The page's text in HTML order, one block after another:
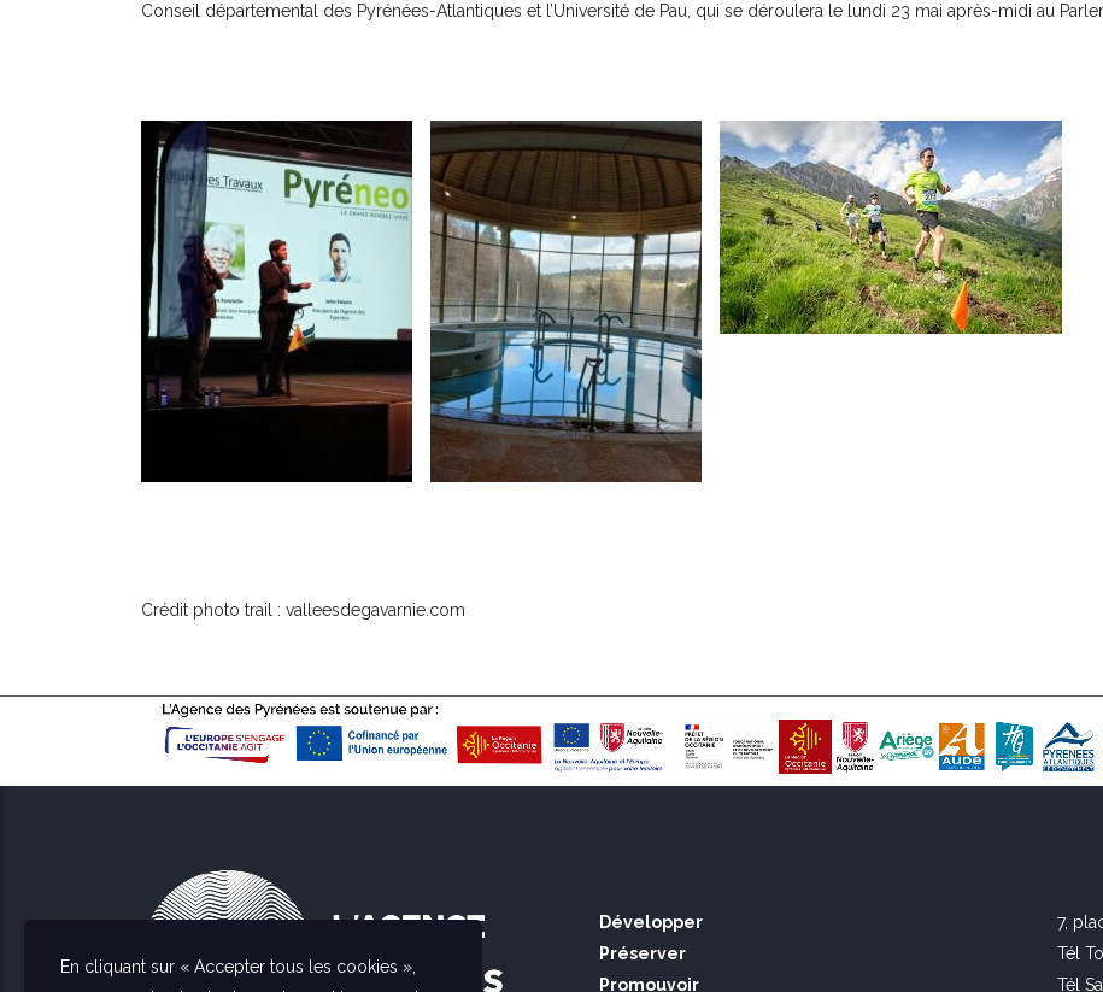
Conseil départemental des Pyrénées-Atlantiques et l’Université de Pau, qui se déroulera le lundi 23 mai après-midi au
Crédit photo trail : valleesdegavarnie.com
Développer
Préserver
Promouvoir
7,
Tél
Tél
En cliquant sur « Accepter tous les cookies »,